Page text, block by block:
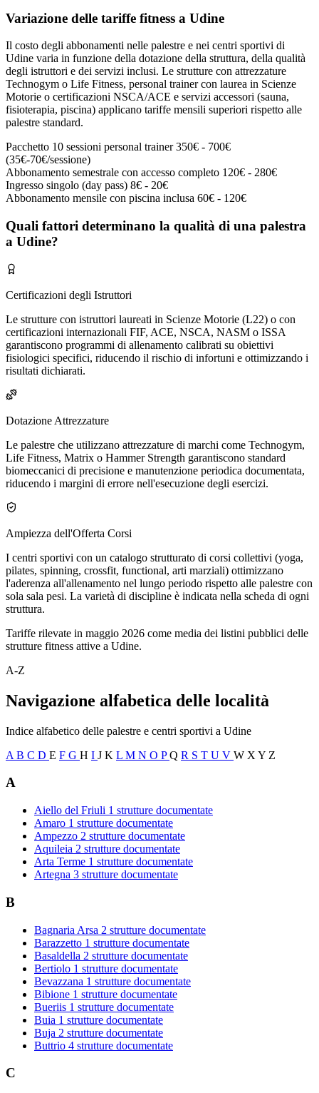
Variazione delle tariffe fitness a Udine
Il costo degli abbonamenti nelle palestre e nei centri sportivi di
Udine varia in funzione della dotazione della struttura, della qualità
degli istruttori e dei servizi inclusi. Le strutture con attrezzature
Technogym o Life Fitness, personal trainer con laurea in Scienze
Motorie o certificazioni NSCA/ACE e servizi accessori (sauna,
fisioterapia, piscina) applicano tariffe mensili superiori rispetto alle
palestre standard.
Pacchetto 10 sessioni personal trainer 350€ - 700€
(35€-70€/sessione)
Abbonamento semestrale con accesso completo 120€ - 280€
Ingresso singolo (day pass) 8€ - 20€
Abbonamento mensile con piscina inclusa 60€ - 120€
Quali fattori determinano la qualità di una palestra
a Udine?
Certificazioni degli Istruttori
Le strutture con istruttori laureati in Scienze Motorie (L22) o con
certificazioni internazionali FIF, ACE, NSCA, NASM o ISSA
garantiscono programmi di allenamento calibrati su obiettivi
fisiologici specifici, riducendo il rischio di infortuni e ottimizzando i
risultati dichiarati.
Dotazione Attrezzature
Le palestre che utilizzano attrezzature di marchi come Technogym,
Life Fitness, Matrix o Hammer Strength garantiscono standard
biomeccanici di precisione e manutenzione periodica documentata,
riducendo i margini di errore nell'esecuzione degli esercizi.
Ampiezza dell'Offerta Corsi
I centri sportivi con un catalogo strutturato di corsi collettivi (yoga,
pilates, spinning, crossfit, functional, arti marziali) ottimizzano
l'aderenza all'allenamento nel lungo periodo rispetto alle palestre con
sola sala pesi. La varietà di discipline è indicata nella scheda di ogni
struttura.
Tariffe rilevate in maggio 2026 come media dei listini pubblici delle
strutture fitness attive a Udine.
A-Z
Navigazione alfabetica delle località
Indice alfabetico delle palestre e centri sportivi a Udine
A B C D E F G H I J K L M N O PQ R S T U V W X Y Z
A
Aiello del Friuli 1 strutture documentate
Amaro 1 strutture documentate
Ampezzo 2 strutture documentate
Aquileia 2 strutture documentate
Arta Terme 1 strutture documentate
Artegna 3 strutture documentate
B
Bagnaria Arsa 2 strutture documentate
Barazzetto 1 strutture documentate
Basaldella 2 strutture documentate
Bertiolo 1 strutture documentate
Bevazzana 1 strutture documentate
Bibione 1 strutture documentate
Bueriis 1 strutture documentate
Buia 1 strutture documentate
Buja 2 strutture documentate
Buttrio 4 strutture documentate
C